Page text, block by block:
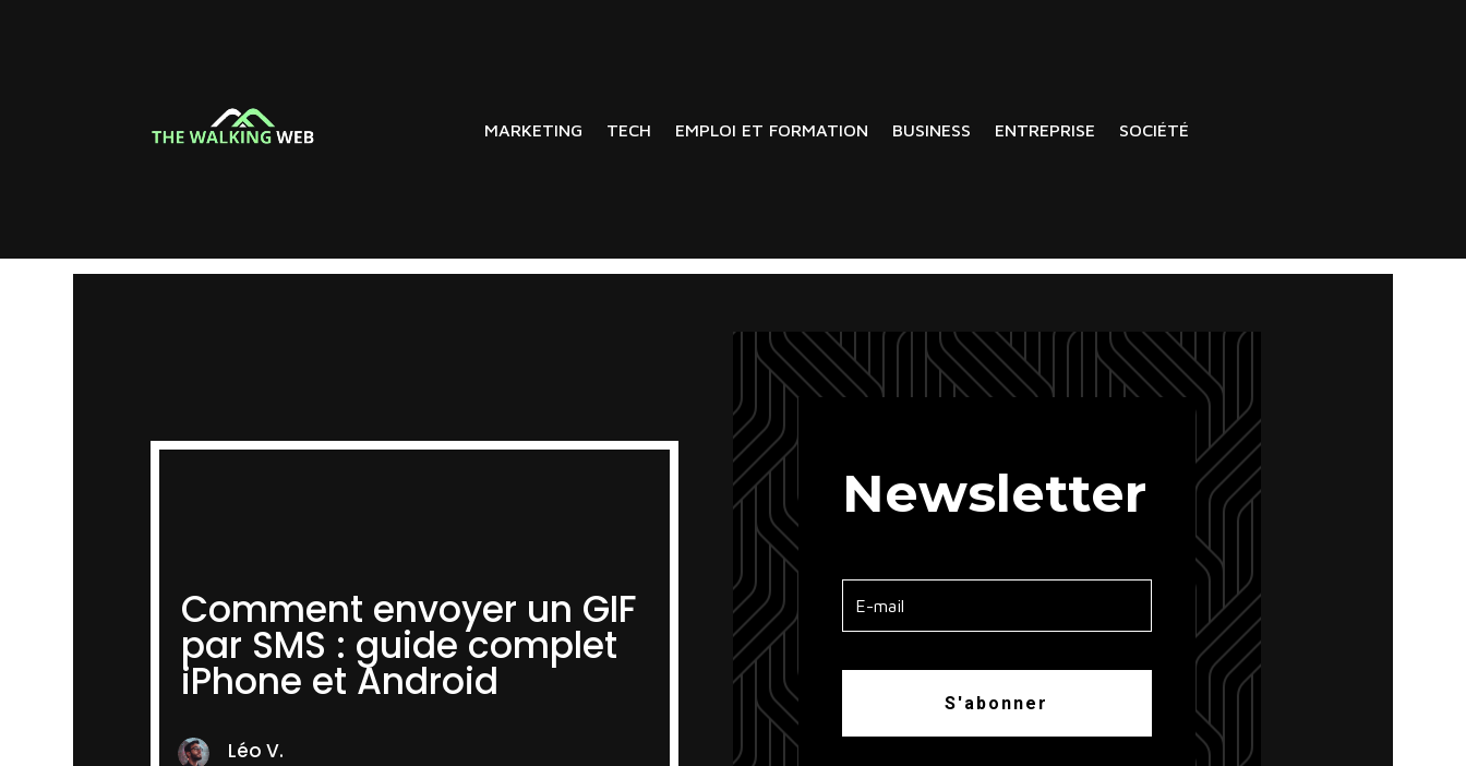
MARKETING TECH EMPLOI ET FORMATION BUSINESS ENTREPRISE SOCIÉTÉ
Comment envoyer un GIF
par SMS : guide complet
iPhone et Android
Léo V.
Newsletter
S'abonner